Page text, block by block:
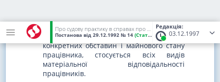
Редакція:
03.12.1997
Про судову практику в справах про відшкодування шкоди, заподіяної підприємствам, установам, організаціям їх працівниками
Постанова від 29.12.1992 № 14 (Статус: Чинний)
зменшення розміру шкоди, що підлягає
покриттю, з урахуванням ступеня вини,
конкретних обставин і майнового стану
працівника, стосується всіх видів
матеріальної відповідальності
працівників.